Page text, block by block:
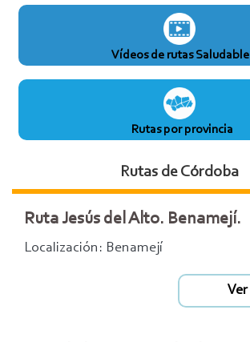
Vídeos de rutas
Rutas por provincia
Rutas de Córdoba
Ruta Jesús del Alto. Benamejí.
Localización: Benamejí